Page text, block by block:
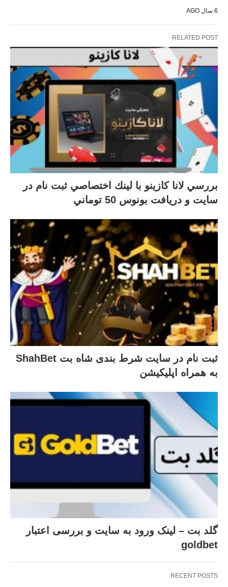
6 سال AGO
RELATED POST
بررسي لانا كازينو با لينك اختصاصي ثبت نام در
سايت و دريافت بونوس 50 توماني
ثبت نام در سایت شرط بندی شاه بت ShahBet
به همراه اپلیکیشن
گلد بت – لینک ورود به سایت و بررسی اعتبار
goldbet
RECENT POSTS